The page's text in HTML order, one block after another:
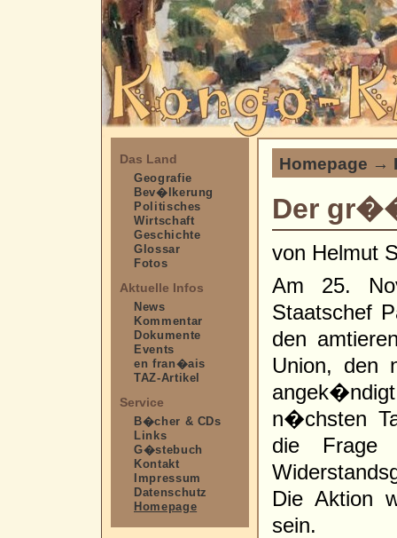
Das Land
Geografie
Bev�lkerung
Politisches
Wirtschaft
Geschichte
Glossar
Fotos
Aktuelle Infos
News
Kommentar
Dokumente
Events
en fran�ais
TAZ-Artikel
Service
B�cher & CDs
Links
G�stebuch
Kontakt
Impressum
Datenschutz
Homepage
Homepage →
Der
von Helmut
Am 25.
Staatschef
den
Union, den
n�chsten
die Frage
Die Aktion
sein.